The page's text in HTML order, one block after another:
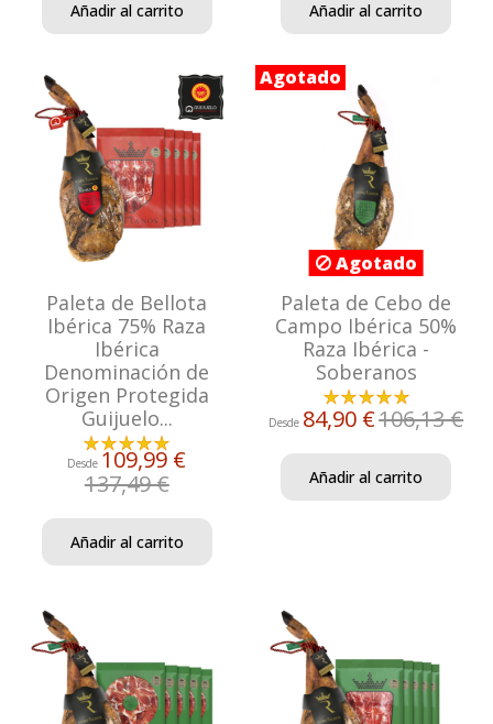
Añadir al carrito Añadir al carrito
Paleta de Bellota
Ibérica 75% Raza
Ibérica
Denominación de
Origen Protegida
Guijuelo...
Desde 109,99 €
137,49 €
Añadir al carrito
Agotado
Agotado
Paleta de Cebo de
Campo Ibérica 50%
Raza Ibérica -
Soberanos
Desde 84,90 €106,13 €
Añadir al carrito